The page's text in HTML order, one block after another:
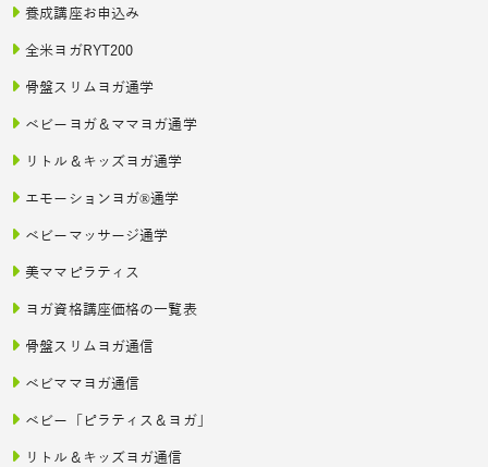
養成講座お申込み
全米ヨガRYT200
骨盤スリムヨガ通学
ベビーヨガ＆ママヨガ通学
リトル＆キッズヨガ通学
エモーションヨガ®通学
ベビーマッサージ通学
美ママピラティス
ヨガ資格講座価格の一覧表
骨盤スリムヨガ通信
ベビママヨガ通信
ベビー「ピラティス＆ヨガ」
リトル＆キッズヨガ通信